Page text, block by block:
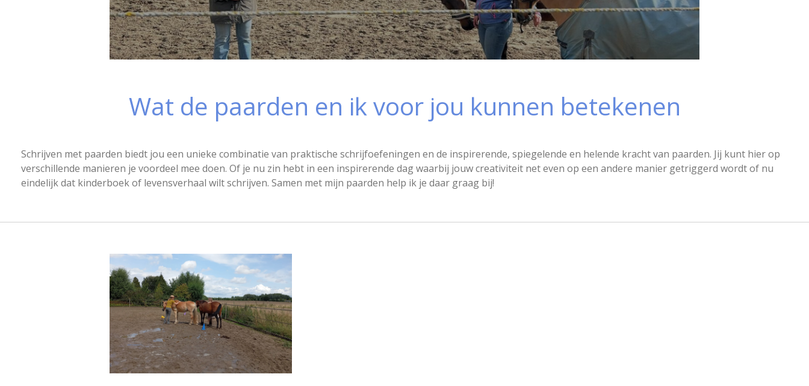
Wat de paarden en ik voor jou kunnen betekenen
Schrijven met paarden biedt jou een unieke combinatie van praktische schrijfoefeningen en de inspirerende, spiegelende en helende kracht van paarden. Jij kunt hier op
verschillende manieren je voordeel mee doen. Of je nu zin hebt in een inspirerende dag waarbij jouw creativiteit net even op een andere manier getriggerd wordt of nu
eindelijk dat kinderboek of levensverhaal wilt schrijven. Samen met mijn paarden help ik je daar graag bij!